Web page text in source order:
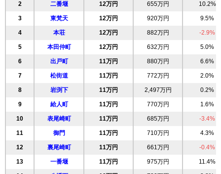
2 二番堰 12万円 655万円 10.2%
3 東梵天 12万円 920万円 9.5%
4 本荘 12万円 882万円 -2.9%
5 本田仲町 12万円 632万円 5.0%
6 出戸町 11万円 880万円 6.6%
7 松街道 11万円 772万円 2.0%
8 岩渕下 11万円 2,497万円 0.2%
9 給人町 11万円 770万円 1.6%
10 表尾崎町 11万円 685万円 -3.4%
11 御門 11万円 710万円 4.3%
12 裏尾崎町 11万円 661万円 -0.4%
13 一番堰 11万円 975万円 11.4%